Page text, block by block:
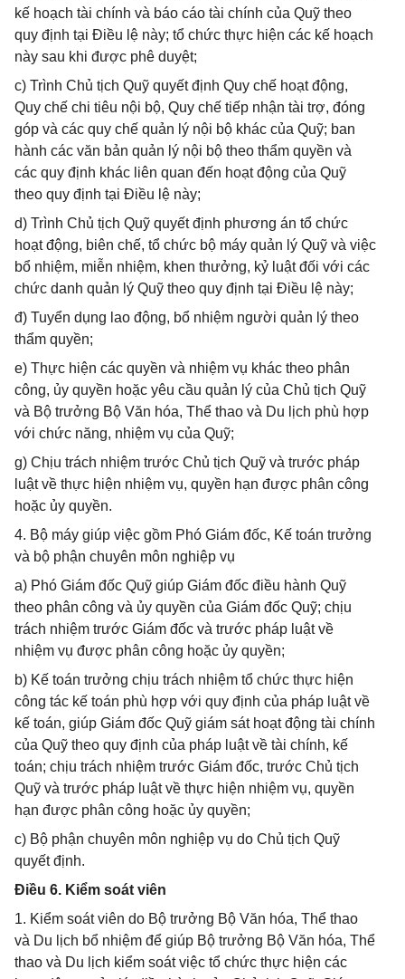
kế hoạch tài chính và báo cáo tài chính của Quỹ theo
quy định tại Điều lệ này; tổ chức thực hiện các kế hoạch
này sau khi được phê duyệt;
c) Trình Chủ tịch Quỹ quyết định Quy chế hoạt động,
Quy chế chi tiêu nội bộ, Quy chế tiếp nhận tài trợ, đóng
góp và các quy chế quản lý nội bộ khác của Quỹ; ban
hành các văn bản quản lý nội bộ theo thẩm quyền và
các quy định khác liên quan đến hoạt động của Quỹ
theo quy định tại Điều lệ này;
d) Trình Chủ tịch Quỹ quyết định phương án tổ chức
hoạt động, biên chế, tổ chức bộ máy quản lý Quỹ và việc
bổ nhiệm, miễn nhiệm, khen thưởng, kỷ luật đối với các
chức danh quản lý Quỹ theo quy định tại Điều lệ này;
đ) Tuyển dụng lao động, bổ nhiệm người quản lý theo
thẩm quyền;
e) Thực hiện các quyền và nhiệm vụ khác theo phân
công, ủy quyền hoặc yêu cầu quản lý của Chủ tịch Quỹ
và Bộ trưởng Bộ Văn hóa, Thể thao và Du lịch phù hợp
với chức năng, nhiệm vụ của Quỹ;
g) Chịu trách nhiệm trước Chủ tịch Quỹ và trước pháp
luật về thực hiện nhiệm vụ, quyền hạn được phân công
hoặc ủy quyền.
4. Bộ máy giúp việc gồm Phó Giám đốc, Kế toán trưởng
và bộ phận chuyên môn nghiệp vụ
a) Phó Giám đốc Quỹ giúp Giám đốc điều hành Quỹ
theo phân công và ủy quyền của Giám đốc Quỹ; chịu
trách nhiệm trước Giám đốc và trước pháp luật về
nhiệm vụ được phân công hoặc ủy quyền;
b) Kế toán trưởng chịu trách nhiệm tổ chức thực hiện
công tác kế toán phù hợp với quy định của pháp luật về
kế toán, giúp Giám đốc Quỹ giám sát hoạt động tài chính
của Quỹ theo quy định của pháp luật về tài chính, kế
toán; chịu trách nhiệm trước Giám đốc, trước Chủ tịch
Quỹ và trước pháp luật về thực hiện nhiệm vụ, quyền
hạn được phân công hoặc ủy quyền;
c) Bộ phận chuyên môn nghiệp vụ do Chủ tịch Quỹ
quyết định.
Điều 6. Kiểm soát viên
1. Kiểm soát viên do Bộ trưởng Bộ Văn hóa, Thể thao
và Du lịch bổ nhiệm để giúp Bộ trưởng Bộ Văn hóa, Thể
thao và Du lịch kiểm soát việc tổ chức thực hiện các